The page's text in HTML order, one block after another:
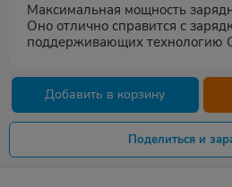
Максимальная мощность
Оно отлично справится с
поддерживающих технологию
Добавить в корзину
Поделиться и